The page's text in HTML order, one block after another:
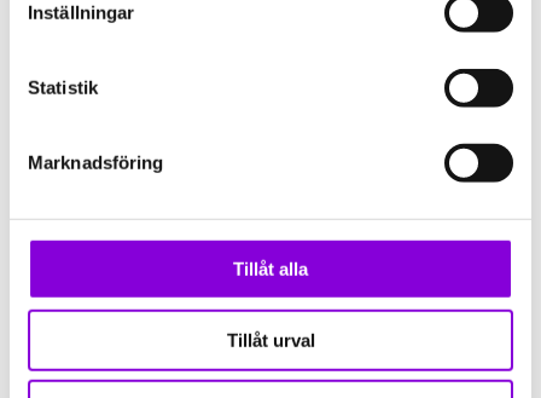
Inställningar
Statistik
Marknadsföring
Tillåt alla
Tillåt urval
Utmana en vän i memoryspel. Vem får
KNÄCKA
är en Kreativum-variant på ett Escape
6 minuterska du och ditt
sällskap lösa så många uppdrag och